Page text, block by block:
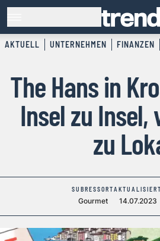
AKTUELL UNTERNEHMEN FINANZEN
The Hans in
Insel zu Insel,
zu
SUBRESSORT
Gourmet 14.07.2023